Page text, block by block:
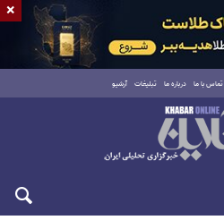
تماس با ما درباره ما تبلیغات آرشیو
×